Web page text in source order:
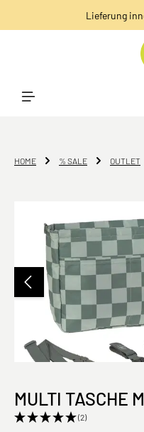
Lieferung
HOME % SALE OUTLET
MULTI TASCHE
(2)